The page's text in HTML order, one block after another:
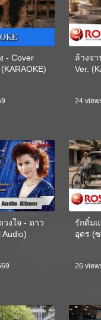
- Cover
ล้างจ
Ver.
24
วงใจ - ดาว
Audio)
รักติ๋ม
อุดร (
26